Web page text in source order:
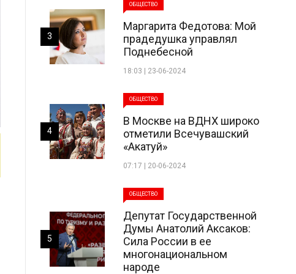
ОБЩЕСТВО
Маргарита Федотова: Мой
прадедушка управлял
Поднебесной
18:03 | 23-06-2024
3
ОБЩЕСТВО
В Москве на ВДНХ широко
отметили Всечувашский
«Акатуй»
07:17 | 20-06-2024
4
ОБЩЕСТВО
Депутат Государственной
Думы Анатолий Аксаков:
Сила России в ее
многонациональном
народе
5